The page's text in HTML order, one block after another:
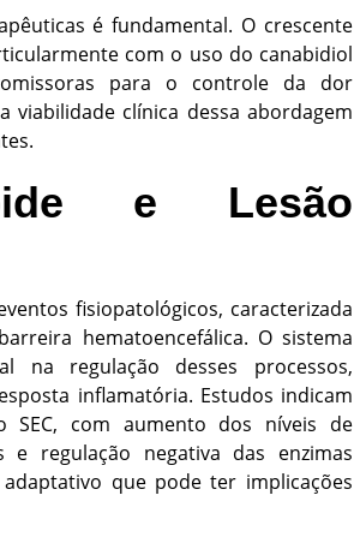
é fundamental. O crescente
com o uso do canabidiol
para o controle da dor
viabilidade clínica dessa abordagem
e Lesão
fisiopatológicos, caracterizada
hematoencefálica. O sistema
na regulação desses processos,
inflamatória. Estudos indicam
SEC, com aumento dos níveis de
e regulação negativa das enzimas
que pode ter implicações